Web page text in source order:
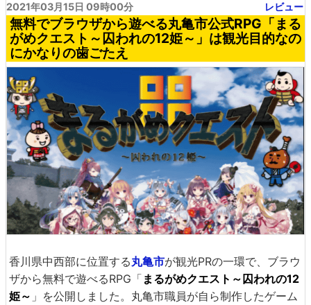
2021年03月15日 09時00分 レビュー
無料でブラウザから遊べる丸亀市公式RPG「まる
がめクエスト～囚われの12姫～」は観光目的なの
にかなりの歯ごたえ
香川県中西部に位置する丸亀市が観光PRの一環で、ブラウ
ザから無料で遊べるRPG「 まるがめクエスト～囚われの12
姫～ 」を公開しました。丸亀市職員が自ら制作したゲーム